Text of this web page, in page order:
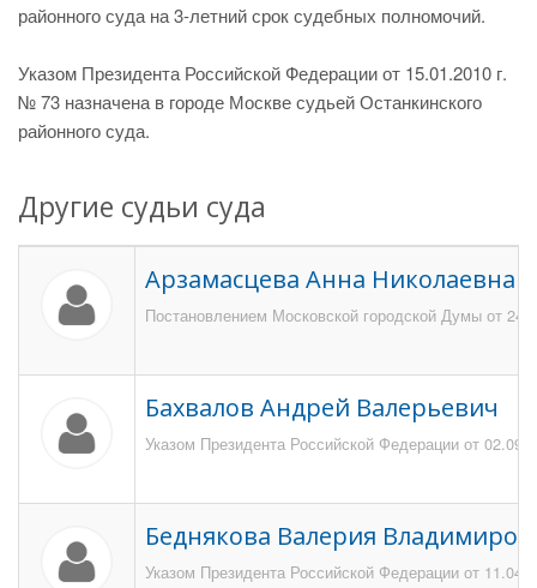
районного суда на 3-летний срок судебных полномочий.
Указом Президента Российской Федерации от 15.01.2010 г.
№ 73 назначена в городе Москве судьей Останкинского
районного суда.
Другие судьи суда
Арзамасцева Анна Николаевна
Постановлением Московской городской Думы от 24
Бахвалов Андрей Валерьевич
Указом Президента Российской Федерации от
Беднякова Валерия
Указом Президента Российской Федерации от